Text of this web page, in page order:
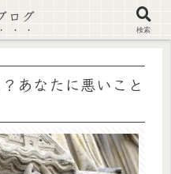
情報に注意 ▶確認する◀
あなたに悪いこと
ログ
検索